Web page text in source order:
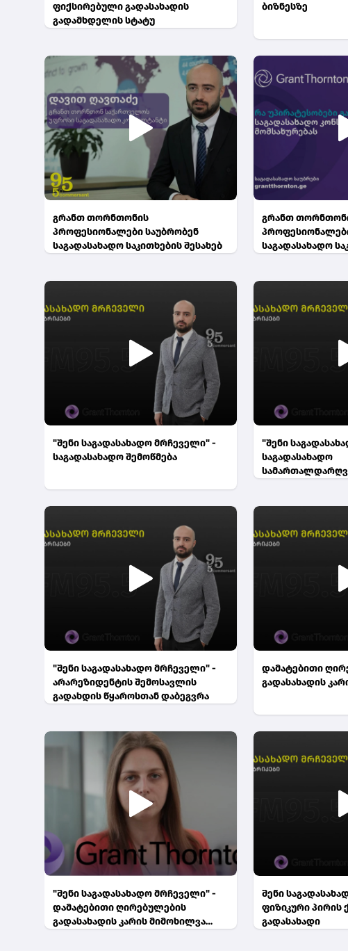
ფიქსირებული გადასახადის
გადამხდელის სტატუ
ბიზნესზე
გრანთ თორნთონის
პროფესიონალები საუბრობენ
საგადასახადო საკითხების შესახებ
გრანთ
საგადასახადო
"შენი საგადასახადო მრჩეველი" -
საგადასახადო შემოწმება
"შენი
საგადასახადო
"შენი საგადასახადო მრჩეველი" -
არარეზიდენტის შემოსავლის
გადახდის წყაროსთან დაბეგვრა
დამატებითი
გადასახადის
"შენი საგადასახადო მრჩეველი" -
დამატებითი ღირებულების
გადასახადის კარის მიმოხილვა
შენი
ფიზიკური პირის
გადასახადი